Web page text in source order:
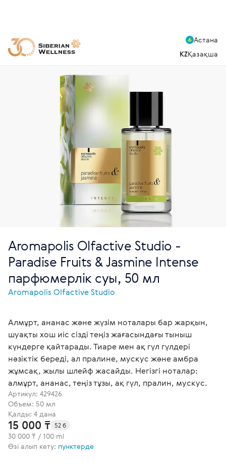
Астана
KZҚазақша
Aromapolis Olfactive Studio -
Paradise Fruits & Jasmine Intense
парфюмерлік суы, 50 мл
Aromapolis Olfactive Studio
Алмұрт, ананас және жүзім ноталары бар жарқын,
шуақты хош иіс сізді теңіз жағасындағы тыныш
күндерге қайтарады. Тиаре мен ақ гүл гүлдері
нәзіктік береді, ал пралине, мускус және амбра
жұмсақ, жылы шлейф жасайды. Негізгі ноталар:
алмұрт, ананас, теңіз тұзы, ақ гүл, пралин, мускус.
Артикул: 429426
Объем: 50 мл
Қалды: 4 дана
15 000 ₸ 52 б
30 000 ₸ / 100 ml
Өзі алып кету: пунктерде